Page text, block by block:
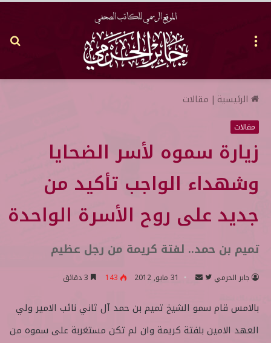
الرئيسية | مقالات
مقالات
زيارة سموه لأسر الضحايا
وشهداء الواجب تأكيد من
جديد على روح الأسرة الواحدة
تميم بن حمد.. لفتة كريمة من رجل عظيم
جابر الحرمي
ت
ب
ع
س
ب
31 مايو, 2012 143
بالامس قام سمو الشيخ تميم بن حمد آل ثاني نائب الامير ولي
العهد الامين بلفتة كريمة وان لم تكن مستغربة على سموه من